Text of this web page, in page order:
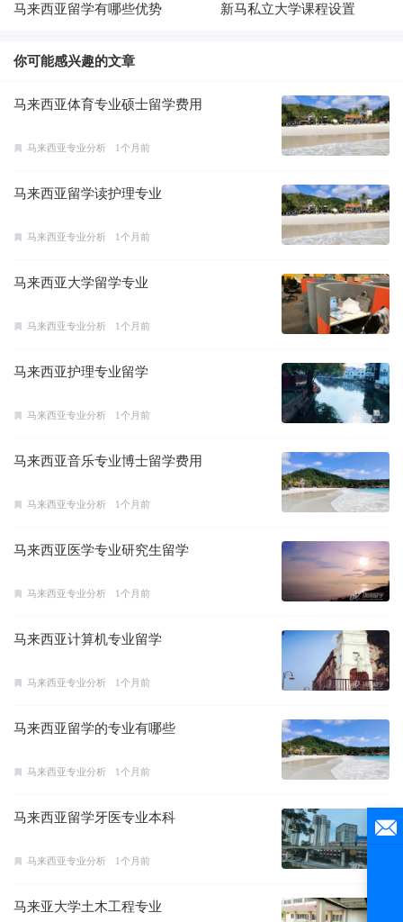
马来西亚留学有哪些优势 新马私立大学课程设置
你可能感兴趣的文章
马来西亚体育专业硕士留学费用
马来西亚专业分析 1个月前
马来西亚留学读护理专业
马来西亚专业分析 1个月前
马来西亚大学留学专业
马来西亚专业分析 1个月前
马来西亚护理专业留学
马来西亚专业分析 1个月前
马来西亚音乐专业博士留学费用
马来西亚专业分析 1个月前
马来西亚医学专业研究生留学
马来西亚专业分析 1个月前
马来西亚计算机专业留学
马来西亚专业分析 1个月前
马来西亚留学的专业有哪些
马来西亚专业分析 1个月前
马来西亚留学牙医专业本科
马来西亚专业分析 1个月前
马来亚大学土木工程专业